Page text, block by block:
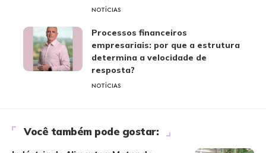
NOTÍCIAS
Processos financeiros
empresariais: por que a estrutura
determina a velocidade de
resposta?
NOTÍCIAS
Você também pode gostar: